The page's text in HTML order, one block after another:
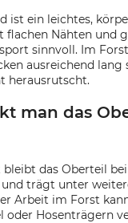
ist ein leichtes,
flachen Nähten und
sinnvoll. Im
ausreichend lang
herausrutscht.
man das
bleibt das Oberteil
und trägt unter
Arbeit im Forst
oder Hosenträgern